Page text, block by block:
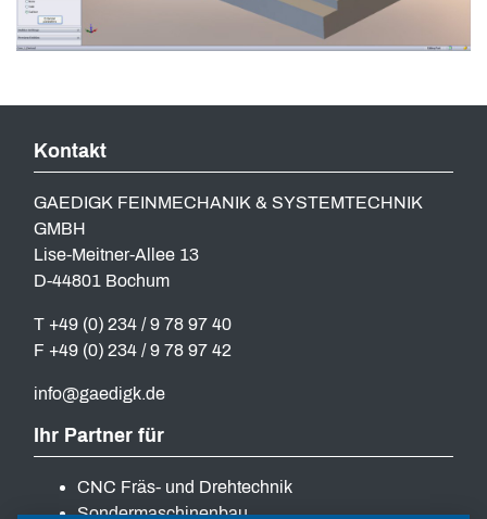
Kontakt
GAEDIGK FEINMECHANIK & SYSTEMTECHNIK
GMBH
Lise-Meitner-Allee 13
D-44801 Bochum
T +49 (0) 234 / 9 78 97 40
F +49 (0) 234 / 9 78 97 42
info gaedigk de
Ihr Partner für
CNC Fräs- und Drehtechnik
Sondermaschinenbau